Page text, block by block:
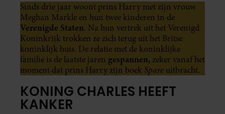
Sinds drie jaar woont prins Harry met zijn vrouw
Meghan Markle en hun twee kinderen in de
Verenigde Staten. Na hun vertrek uit het Verenigd
Koninkrijk trokken ze zich terug uit het Britse
koninklijk huis. De relatie met de koninklijke
familie is de laatste jaren gespannen, zeker vanaf het
moment dat prins Harry zijn boek Spare uitbracht.
KONING CHARLES HEEFT
KANKER